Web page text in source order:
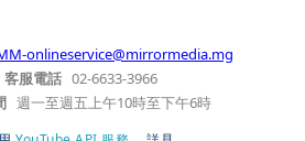
onlineservice@mirrormedia.mg
客服電話 02-6633-3966
週一至週五上午10時至下午6時